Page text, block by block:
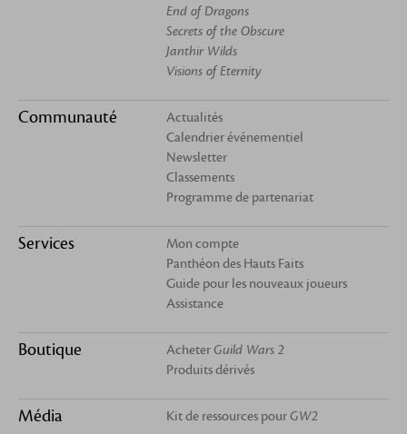
End of Dragons
Secrets of the Obscure
Janthir Wilds
Visions of Eternity
Communauté
Actualités
Calendrier événementiel
Newsletter
Classements
Programme de partenariat
Services
Mon compte
Panthéon des Hauts Faits
Guide pour les nouveaux joueurs
Assistance
Boutique AcheterGuild Wars 2
Produits dérivés
Média Kit de ressources pourGW2